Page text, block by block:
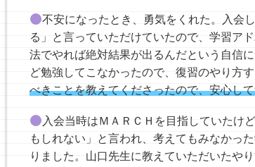
不安になったとき、勇気をくれた。入会
る」と言っていただけていたので、学習ア
法でやれば絶対結果が出るんだという自信
ど勉強してこなかったので、復習のやり方
べきことを教えてくださったので、安心し
入会当時はＭＡＲＣＨを目指していたけ
もしれない」と言われ、考えてもみなかっ
りました。山口先生に教えていただいたや